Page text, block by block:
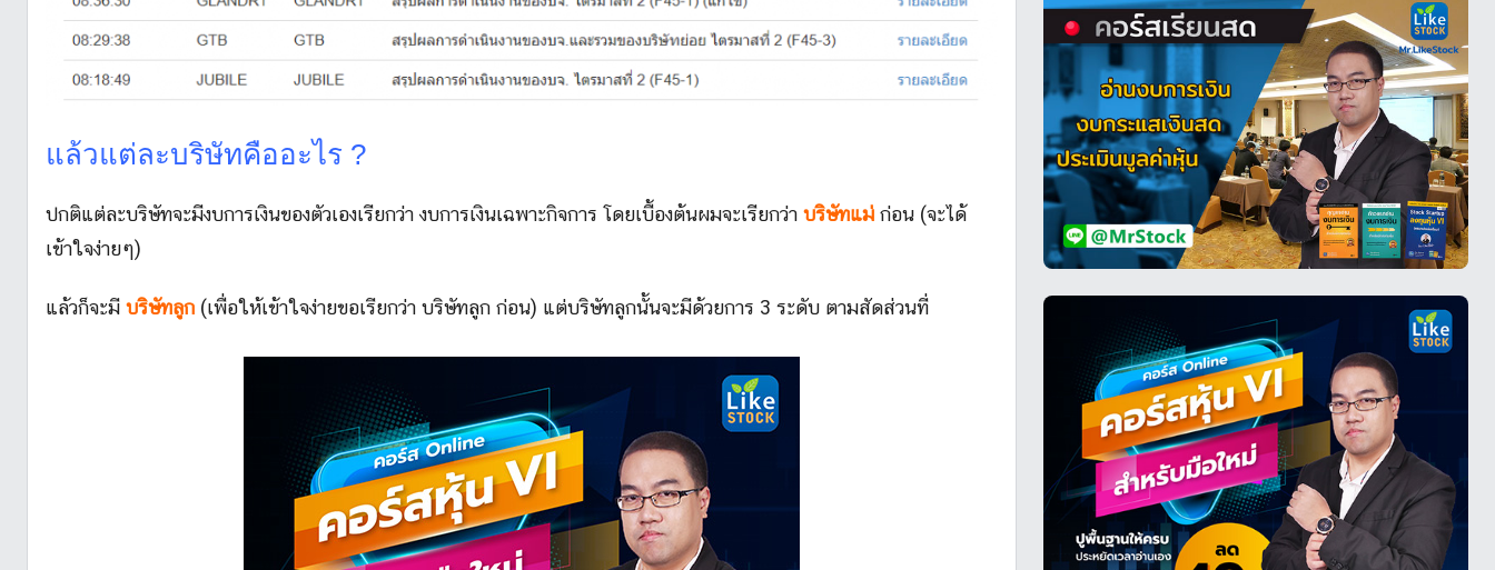
แล้วแต่ละบริษัทคืออะไร ?
ปกติแต่ละบริษัทจะมีงบการเงินของตัวเองเรียกว่า งบการเงินเฉพาะกิจการ โดยเบื้องต้นผมจะเรียกว่า บริษัทแม่ ก่อน (จะได้
เข้าใจง่ายๆ)
แล้วก็จะมี บริษัทลูก (เพื่อให้เข้าใจง่ายขอเรียกว่า บริษัทลูก ก่อน) แต่บริษัทลูกนั้นจะมีด้วยการ 3 ระดับ ตามสัดส่วนที่